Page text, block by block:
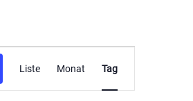
Ansichten-
Liste Monat Tag